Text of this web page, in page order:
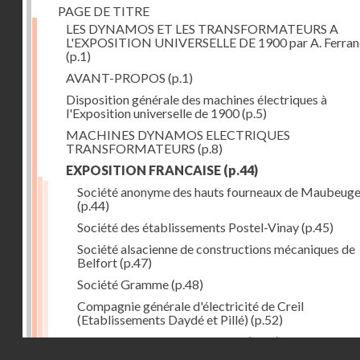
PAGE DE TITRE
LES DYNAMOS ET LES TRANSFORMATEURS A
L'EXPOSITION UNIVERSELLE DE 1900 par A.
(p.1)
AVANT-PROPOS (p.1)
Disposition générale des machines électriques à
l'Exposition universelle de 1900(p.5)
MACHINES DYNAMOS ELECTRIQUES
TRANSFORMATEURS (p.8)
EXPOSITION FRANCAISE (p.44)
Société anonyme des hauts fourneaux de Maubeuge
(p.44)
Société des établissements Postel-Vinay(p.45)
Société alsacienne de constructions mécaniques de
Belfort(p.47)
Société Gramme(p.48)
Compagnie générale d'électricité de Creil
(Etablissements Daydé et Pillé) (p.52)
Compagnie générale de Nancy(p.52)